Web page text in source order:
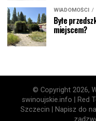
WIADOMOŚCI
Byłe
miejscem?
© Copyright 2026,
swinoujskie.info | Red
Szczecin | Napisz do